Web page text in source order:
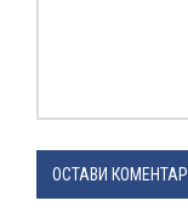
ОСТАВИ КОМЕНТАР